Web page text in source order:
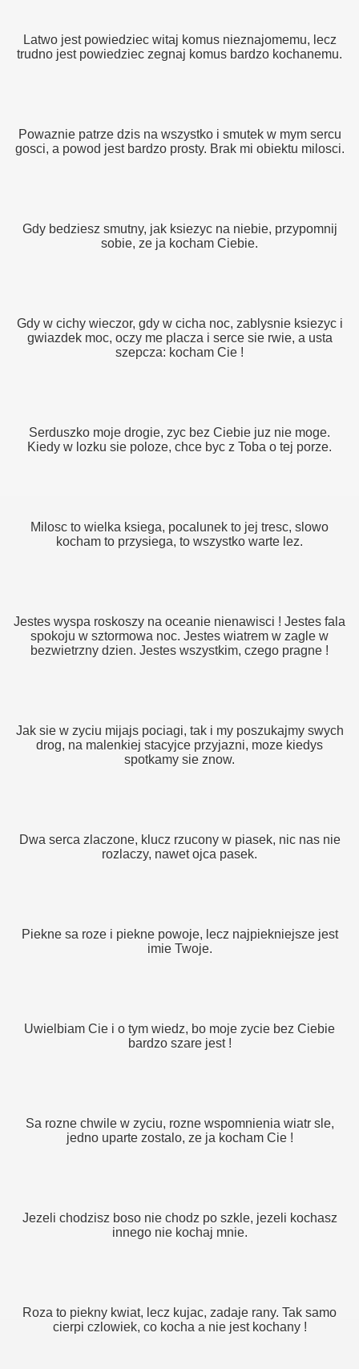
Latwo jest powiedziec witaj komus nieznajomemu, lecz
trudno jest powiedziec zegnaj komus bardzo kochanemu.
Powaznie patrze dzis na wszystko i smutek w mym sercu
gosci, a powod jest bardzo prosty. Brak mi obiektu milosci.
Gdy bedziesz smutny, jak ksiezyc na niebie, przypomnij
sobie, ze ja kocham Ciebie.
Gdy w cichy wieczor, gdy w cicha noc, zablysnie ksiezyc i
gwiazdek moc, oczy me placza i serce sie rwie, a usta
szepcza: kocham Cie !
Serduszko moje drogie, zyc bez Ciebie juz nie moge.
Kiedy w lozku sie poloze, chce byc z Toba o tej porze.
Milosc to wielka ksiega, pocalunek to jej tresc, slowo
kocham to przysiega, to wszystko warte lez.
Jestes wyspa roskoszy na oceanie nienawisci ! Jestes fala
spokoju w sztormowa noc. Jestes wiatrem w zagle w
bezwietrzny dzien. Jestes wszystkim, czego pragne !
Jak sie w zyciu mijajs pociagi, tak i my poszukajmy swych
drog, na malenkiej stacyjce przyjazni, moze kiedys
spotkamy sie znow.
Dwa serca zlaczone, klucz rzucony w piasek, nic nas nie
rozlaczy, nawet ojca pasek.
Piekne sa roze i piekne powoje, lecz najpiekniejsze jest
imie Twoje.
Uwielbiam Cie i o tym wiedz, bo moje zycie bez Ciebie
bardzo szare jest !
Sa rozne chwile w zyciu, rozne wspomnienia wiatr sle,
jedno uparte zostalo, ze ja kocham Cie !
Jezeli chodzisz boso nie chodz po szkle, jezeli kochasz
innego nie kochaj mnie.
Roza to piekny kwiat, lecz kujac, zadaje rany. Tak samo
cierpi czlowiek, co kocha a nie jest kochany !